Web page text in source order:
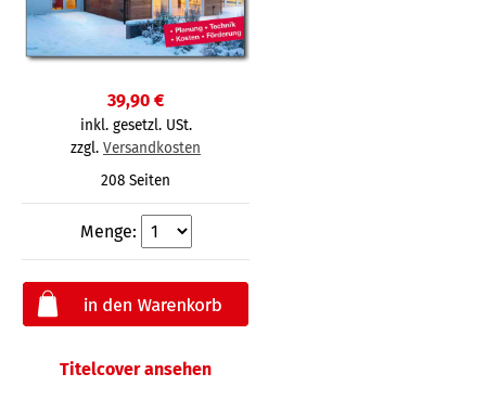
39,90 €
inkl. gesetzl. USt.
zzgl. Versandkosten
208 Seiten
Menge:
Titelcover ansehen